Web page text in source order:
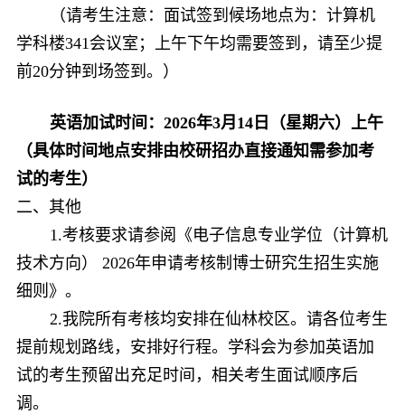
（请考生注意：面试签到候场地点为：计算机
学科楼341会议室；上午下午均需要签到，请至少提
前20分钟到场签到。）
英语加试时间：2026年3月 14 日（星期六）上午
（具体时间地点安排由校研招办直接通知需参加考
试的考生）
二、 其他
1.考核要求请参阅《电子信息专业学位（计算机
技术方向） 2026年申请考核制博士研究生招生实施
细则 》。
2.我院所有考核均安排在仙林校区。请各位考生
提前规划路线，安排好行程。学科会为参加英语加
试的考生预留出充足时间，相关考生面试顺序后
调。